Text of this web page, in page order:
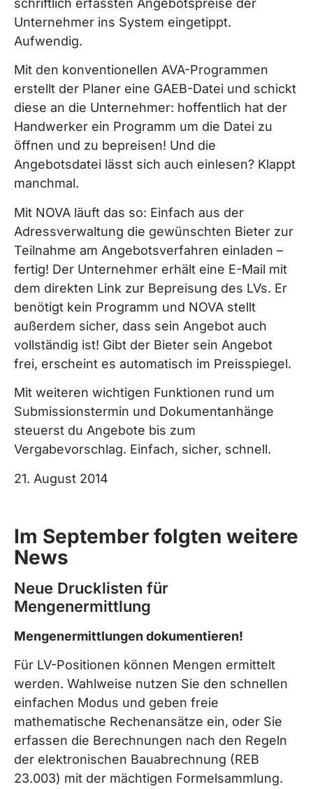
schriftlich erfassten Angebotspreise der
Unternehmer ins System eingetippt.
Aufwendig.
Mit den konventionellen AVA-Programmen
erstellt der Planer eine GAEB-Datei und schickt
diese an die Unternehmer: hoffentlich hat der
Handwerker ein Programm um die Datei zu
öffnen und zu bepreisen! Und die
Angebotsdatei lässt sich auch einlesen? Klappt
manchmal.
Mit NOVA läuft das so: Einfach aus der
Adressverwaltung die gewünschten Bieter zur
Teilnahme am Angebotsverfahren einladen –
fertig! Der Unternehmer erhält eine E-Mail mit
dem direkten Link zur Bepreisung des LVs. Er
benötigt kein Programm und NOVA stellt
außerdem sicher, dass sein Angebot auch
vollständig ist! Gibt der Bieter sein Angebot
frei, erscheint es automatisch im Preisspiegel.
Mit weiteren wichtigen Funktionen rund um
Submissionstermin und Dokumentanhänge
steuerst du Angebote bis zum
Vergabevorschlag. Einfach, sicher, schnell.
21. August 2014
Im September folgten weitere
News
Neue Drucklisten für
Mengenermittlung
Mengenermittlungen dokumentieren!
Für LV-Positionen können Mengen ermittelt
werden. Wahlweise nutzen Sie den schnellen
einfachen Modus und geben freie
mathematische Rechenansätze ein, oder Sie
erfassen die Berechnungen nach den Regeln
der elektronischen Bauabrechnung (REB
23.003) mit der mächtigen Formelsammlung.